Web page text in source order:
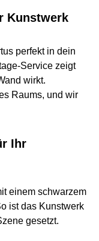
Kunstwerk
perfekt in dein
Service zeigt
wirkt.
Raums, und wir
Ihr
einem schwarzem
ist das Kunstwerk
gesetzt.